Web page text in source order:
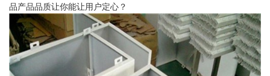
品产品品质让你能让用户定心？